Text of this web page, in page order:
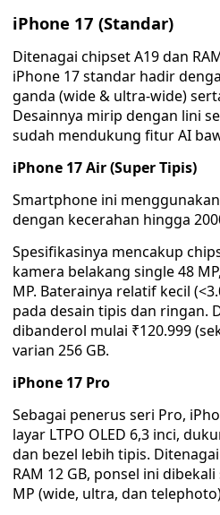
iPhone 17 (Standar)
Ditenagai chipset A19 dan
iPhone 17 standar hadir
ganda (wide & ultra-wide)
Desainnya mirip dengan lini
sudah mendukung fitur AI
iPhone 17 Air (Super Tipis)
Smartphone ini menggunakan
dengan kecerahan hingga
Spesifikasinya mencakup
kamera belakang single 48
MP. Baterainya relatif kecil
pada desain tipis dan ringan.
dibanderol mulai ₹120.999
varian 256 GB.
iPhone 17 Pro
Sebagai penerus seri Pro,
layar LTPO OLED 6,3 inci,
dan bezel lebih tipis.
RAM 12 GB, ponsel ini
MP (wide, ultra, dan